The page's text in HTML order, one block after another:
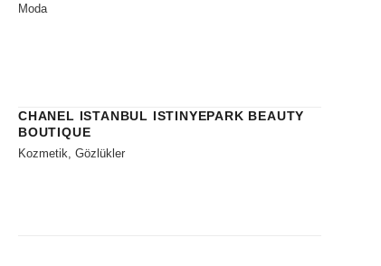
Moda
CHANEL ISTANBUL ISTINYEPARK BEAUTY
BOUTIQUE
Kozmetik, Gözlükler